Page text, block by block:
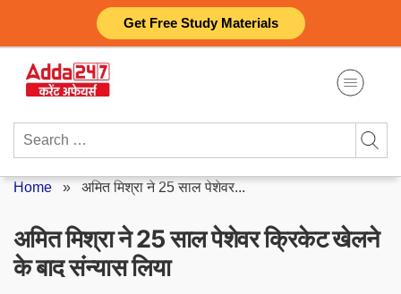
Get Free Study Materials
content
Search
Home » अमित मिश्रा ने 25 साल पेशेवर...
अमित मिश्रा ने 25 साल पेशेवर क्रिकेट खेलने
के बाद संन्यास लिया